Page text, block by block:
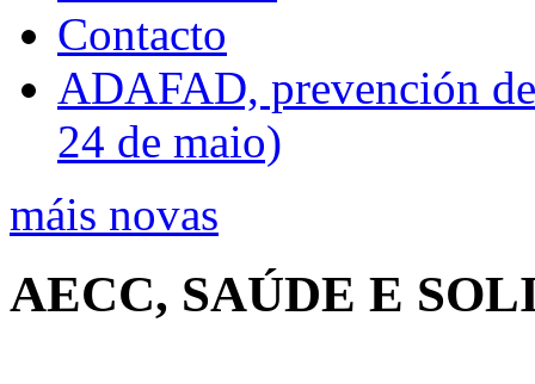
Contacto
ADAFAD, prevención
24 de maio)
máis novas
AECC, SAÚDE E